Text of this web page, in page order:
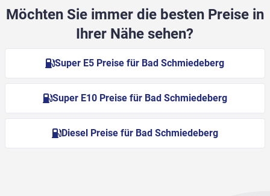
Möchten Sie immer die besten Preise in
Ihrer Nähe sehen?
Super E5 Preise für Bad Schmiedeberg
Super E10 Preise für Bad Schmiedeberg
Diesel Preise für Bad Schmiedeberg